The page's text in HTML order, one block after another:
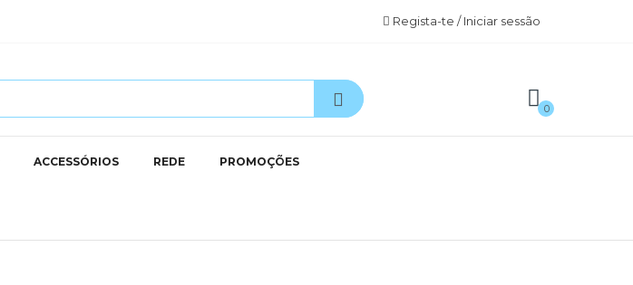
Regista-te / Iniciar sessão
0
ACCESSÓRIOS REDE PROMOÇÕES